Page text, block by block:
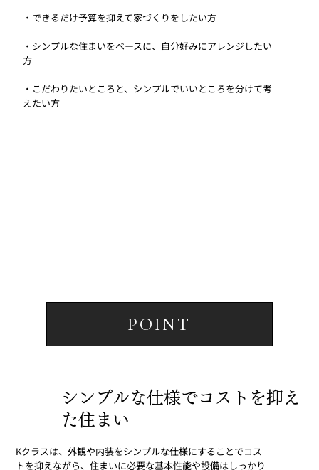
・できるだけ予算を抑えて家づくりをしたい方
・シンプルな住まいをベースに、自分好みにアレンジしたい
方
・こだわりたいところと、シンプルでいいところを分けて考
えたい方
POINT
​ シンプルな仕様でコストを抑え
た住まい
Kクラスは、外観や内装をシンプルな仕様にすることでコス
トを抑えながら、住まいに必要な基本性能や設備はしっかり